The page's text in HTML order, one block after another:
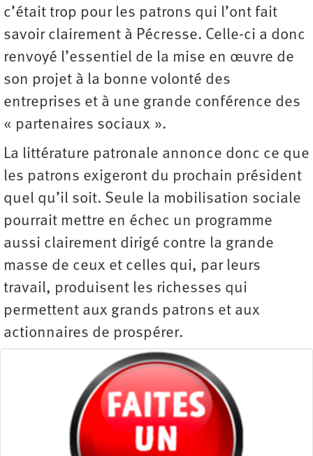
c’était trop pour les patrons qui l’ont fait
savoir clairement à Pécresse. Celle-ci a donc
renvoyé l’essentiel de la mise en œuvre de
son projet à la bonne volonté des
entreprises et à une grande ­conférence des
« partenaires sociaux ».
La littérature patronale annonce donc ce que
les patrons exigeront du prochain président
quel qu’il soit. Seule la mobilisation sociale
pourrait mettre en échec un programme
aussi clairement dirigé contre la grande
masse de ceux et celles qui, par leurs
travail, produisent les richesses qui
permettent aux grands patrons et aux
actionnaires de prospérer.